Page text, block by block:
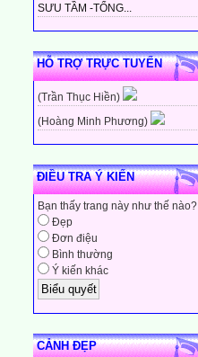
SƯU TẦM -TỔNG...
HỖ TRỢ TRỰC TUYẾN
(Trần Thục Hiền)
(Hoàng Minh Phương)
ĐIỀU TRA Ý KIẾN
Bạn thấy trang này như thế nào?
Đẹp
Đơn điệu
Bình thường
Ý kiến khác
CẢNH ĐẸP